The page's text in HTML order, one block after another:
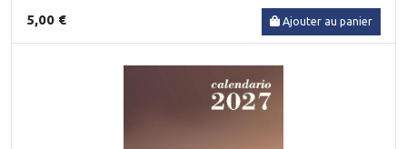
5,00 € Ajouter au panier